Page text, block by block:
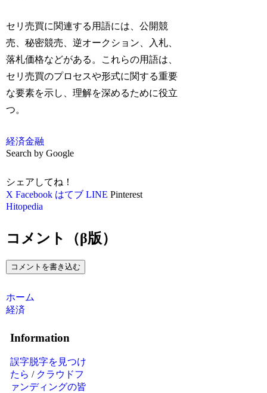
セリ売買に関連する用語には、公開競
売、秘密競売、逆オークション、入札、
落札価格などがある。これらの用語は、
セリ売買のプロセスや形式に関する重要
な要素を示し、理解を深めるために役立
つ。
経済金融
Search by Google
シェアしてね！
X Facebook はてブ LINE Pinterest
Hitopedia
コメント（β版）
コメントを書き込む
ホーム
経済
Information
誤字脱字を見つけ
たら / クラウドフ
ァンディングの皆